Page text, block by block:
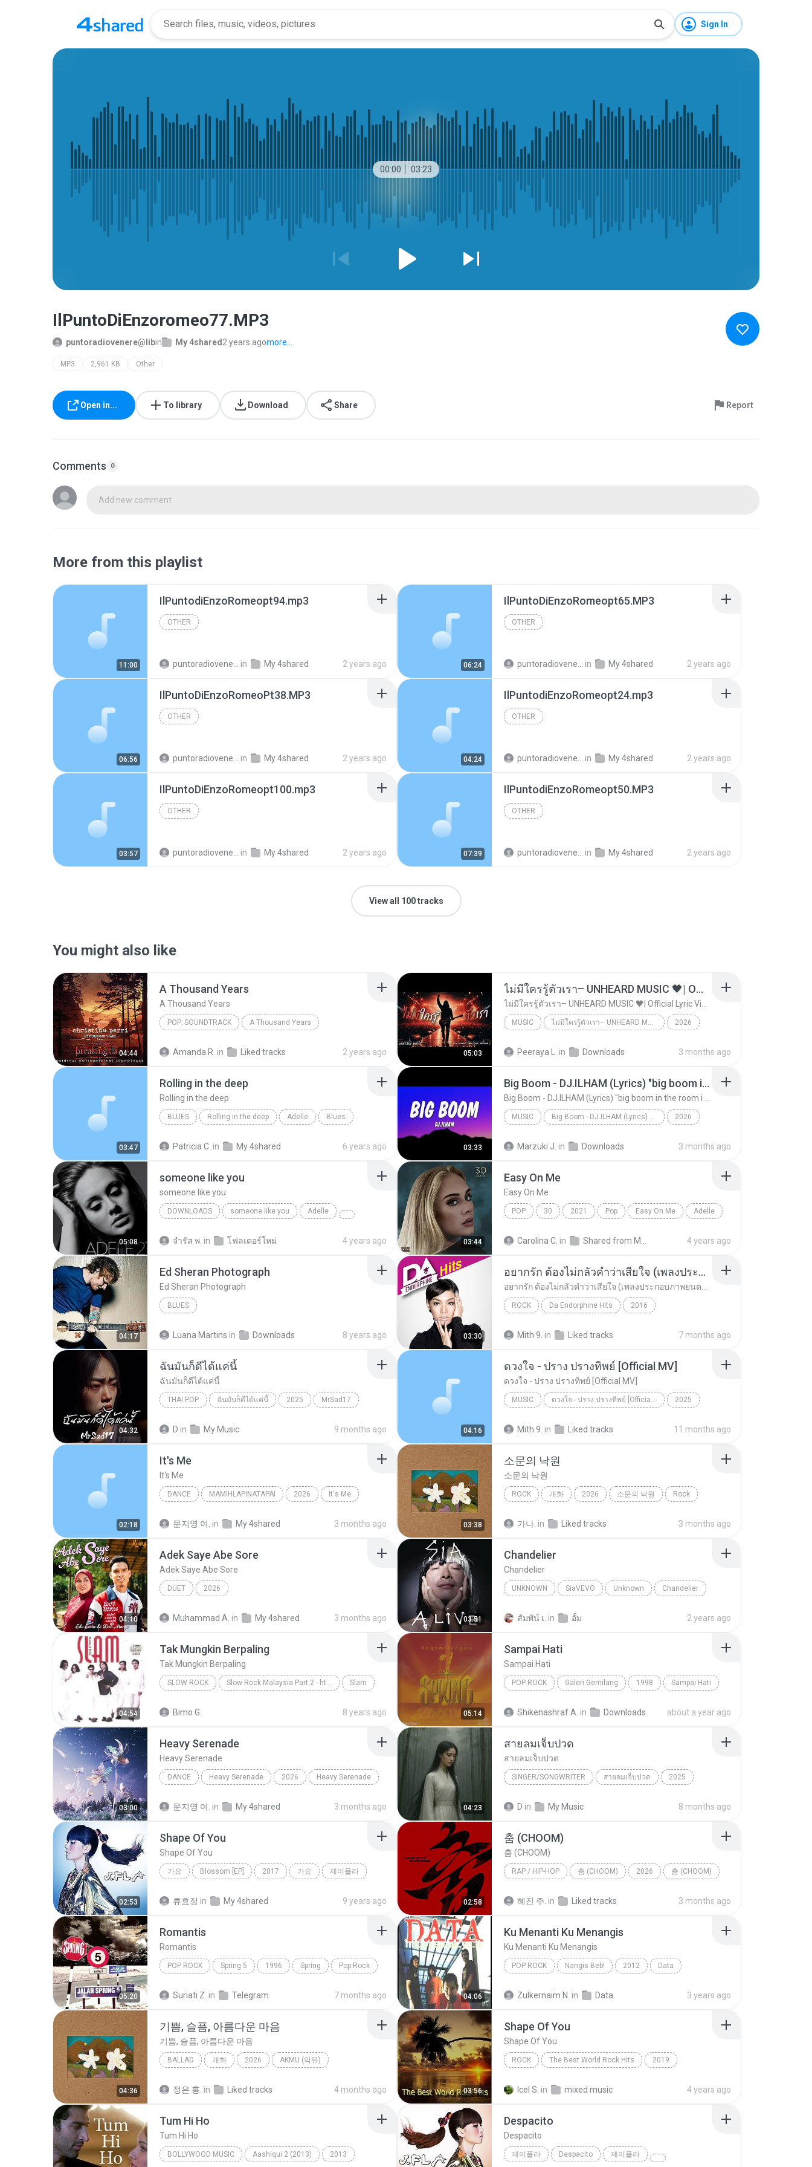
Sign In
00:00 03:23
IlPuntoDiEnzoromeo77.MP3
puntoradiovenere@libin My 4shared 2 years agomore...
MP3 2,961 KB Other
Open in... To library Download Share Report
Comments 0
Add new comment
More from this playlist
11:00
IlPuntodiEnzoRomeopt94.mp3
OTHER
puntoradiovenere@libero.it in My 4shared 2 years ago 06:24
IlPuntoDiEnzoRomeopt65.MP3
OTHER
puntoradiovenere@libero.it in My 4shared 2 years ago
06:56
IlPuntoDiEnzoRomeoPt38.MP3
OTHER
puntoradiovenere@libero.it in My 4shared 2 years ago 04:24
IlPuntodiEnzoRomeopt24.mp3
OTHER
puntoradiovenere@libero.it in My 4shared 2 years ago
03:57
IlPuntoDiEnzoRomeopt100.mp3
OTHER
puntoradiovenere@libero.it in My 4shared 2 years ago 07:39
IlPuntodiEnzoRomeopt50.MP3
OTHER
puntoradiovenere@libero.it in My 4shared 2 years ago
View all 100 tracks
You might also like
04:44
A Thousand Years
A Thousand Years
POP; SOUNDTRACK A Thousand Years
Amanda R. in Liked tracks 2 years ago 05:03
ไม่มีใครรู้ตัวเรา– UNHEARD MUSIC 🖤| Official Lyric Video | เพลงสู้ชีวิต
MUSIC ไม่มีใครรู้ตัวเรา– UNHEARD MUSIC 🖤| Official Lyric Video | เพลงสู้ชีวิต 2026
Peeraya L. in Downloads 3 months ago
03:47
Rolling in the deep
Rolling in the deep
BLUES Rolling in the deep Adelle Blues
Patricia C. in My 4shared 6 years ago 03:33
Big Boom - DJ.ILHAM (Lyrics) "big boom in the room i go kaboom"
MUSIC Big Boom - DJ.ILHAM (Lyrics) "big boom in the room i go kaboom" 2026
Marzuki J. in Downloads 3 months ago
05:08
someone like you
someone like you
DOWNLOADS someone like you Adelle
จํารัส พ. in โฟลเดอร์ใหม่ 4 years ago 03:44
Easy On Me
Easy On Me
POP 30 2021 Pop Easy On Me Adelle
Carolina C. in 4 years ago
04:17
Ed Sheran Photograph
Ed Sheran Photograph
BLUES
Luana Martins in Downloads 8 years ago 03:30
อยากรัก ต้องไม่กลัวคำว่าเสียใจ (เพลงประกอบภาพยนตร์ รัก 7 ปี ดี 7 หน)
ROCK Da Endorphine Hits 2016
Mith 9. in Liked tracks 7 months ago
04:32
ฉันมันก็ดีได้แค่นี้
ฉันมันก็ดีได้แค่นี้
THAI POP ฉันมันก็ดีได้แค่นี้ 2025 MrSad17
D in My Music 9 months ago 04:16
ดวงใจ - ปราง ปรางทิพย์ [Official MV]
ดวงใจ - ปราง ปรางทิพย์ [Official MV]
MUSIC ดวงใจ - ปราง ปรางทิพย์ [Official MV] 2025
Mith 9. in Liked tracks 11 months ago
02:18
It′s Me
It′s Me
DANCE MAMIHLAPINATAPAI 2026 It′s Me
문지영 여. in My 4shared 3 months ago 03:38
소문의 낙원
소문의 낙원
ROCK 개화 2026 소문의 낙원 Rock
가나. in Liked tracks 3 months ago
04:10
Adek Saye Abe Sore
Adek Saye Abe Sore
DUET 2026
Muhammad A. in My 4shared 3 months ago 03:51
Chandelier
Chandelier
UNKNOWN SiaVEVO Unknown Chandelier
สัมพัน์ เ. in อั้ม 2 years ago
04:54
Tak Mungkin Berpaling
Tak Mungkin Berpaling
SLOW ROCK Slow Rock Malaysia Part 2 - http://idws.in/310179 Slam
Bimo G. 8 years ago 05:14
Sampai Hati
Sampai Hati
POP ROCK Galeri Gemilang 1998 Sampai Hati
Shikenashraf A. in Downloads about a year ago
03:00
Heavy Serenade
Heavy Serenade
DANCE Heavy Serenade 2026 Heavy Serenade
문지영 여. in My 4shared 3 months ago 04:23
สายลมเจ็บปวด
สายลมเจ็บปวด
SINGER/SONGWRITER สายลมเจ็บปวด 2025
D in My Music 8 months ago
02:53
Shape Of You
Shape Of You
가요 Blossom [EP] 2017 가요 제이플라
류효정 in My 4shared 9 years ago 02:58
춤 (CHOOM)
춤 (CHOOM)
RAP / HIP-HOP 춤 (CHOOM) 2026 춤 (CHOOM)
혜진 주. in Liked tracks 3 months ago
05:20
Romantis
Romantis
POP ROCK Spring 5 1996 Spring Pop Rock
Suriati Z. in Telegram 7 months ago 04:06
Ku Menanti Ku Menangis
Ku Menanti Ku Menangis
POP ROCK Nangis Beb! 2012 Data
Zulkernaim N. in Data 3 years ago
04:36
기쁨, 슬픔, 아름다운 마음
기쁨, 슬픔, 아름다운 마음
BALLAD 개화 2026 AKMU (악뮤)
정은 홍. in Liked tracks 4 months ago 03:56
Shape Of You
Shape Of You
ROCK The Best World Rock Hits 2019
Icel S. in mixed music 4 years ago
Tum Hi Ho
Tum Hi Ho
BOLLYWOOD MUSIC Aashiqui 2 (2013) 2013
Despacito
Despacito
제이플라 Despacito 제이플라